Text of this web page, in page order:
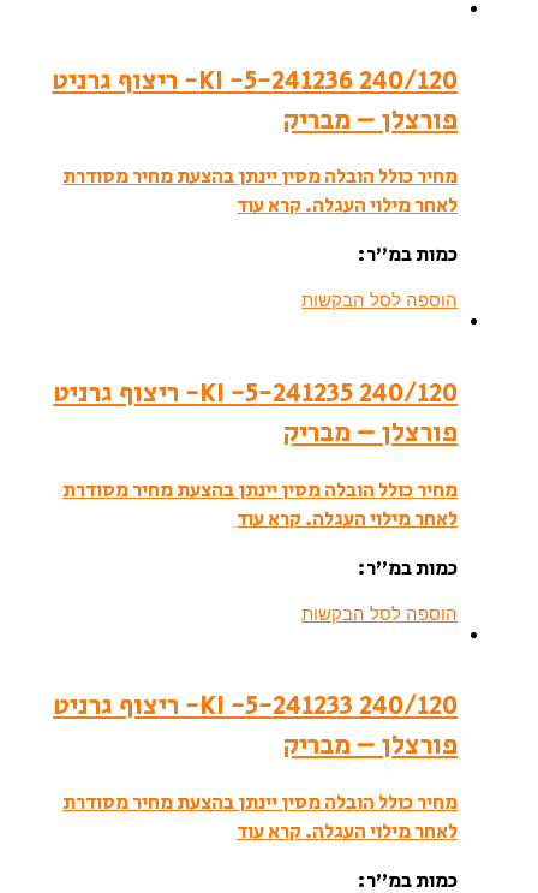
240/120 241236-KI -5- ריצוף גרניט
פורצלן – מבריק
מחיר כולל הובלה מסין יינתן בהצעת מחיר מסודרת
לאחר מילוי העגלה.קרא עוד
כמות במ”ר:
הוספה לסל הבקשות
240/120 241235-KI -5- ריצוף גרניט
פורצלן – מבריק
מחיר כולל הובלה מסין יינתן בהצעת מחיר מסודרת
לאחר מילוי העגלה. קרא עוד
כמות במ”ר:
הוספה לסל הבקשות
240/120 241233-KI -5- ריצוף גרניט
פורצלן – מבריק
מחיר כולל הובלה מסין יינתן בהצעת מחיר מסודרת
לאחר מילוי העגלה.קרא עוד
כמות במ”ר: